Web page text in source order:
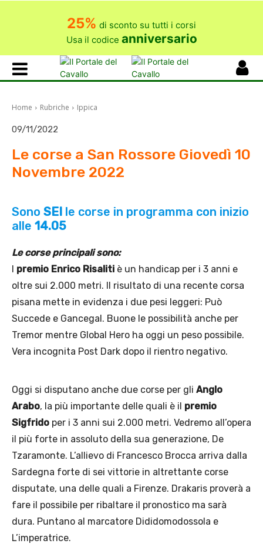
25% di sconto su tutti i corsi
Usa il codice anniversario
Home Rubriche Ippica
09/11/2022
Le corse a San Rossore Giovedì 10
Novembre 2022
Sono SEI le corse in programma con inizio
alle 14.05
Le corse principali sono:
l premio Enrico Risaliti è un handicap per i 3 anni e
oltre sui 2.000 metri. Il risultato di una recente corsa
pisana mette in evidenza i due pesi leggeri: Può
Succede e Gancegal. Buone le possibilità anche per
Tremor mentre Global Hero ha oggi un peso possibile.
Vera incognita Post Dark dopo il rientro negativo.
Oggi si disputano anche due corse per gli Anglo
Arabo, la più importante delle quali è il premio
Sigfrido per i 3 anni sui 2.000 metri. Vedremo all’opera
il più forte in assoluto della sua generazione, De
Tzaramonte. L’allievo di Francesco Brocca arriva dalla
Sardegna forte di sei vittorie in altrettante corse
disputate, una delle quali a Firenze. Drakaris proverà a
fare il possibile per ribaltare il pronostico ma sarà
dura. Puntano al marcatore Dididomodossola e
L’imperatrice.